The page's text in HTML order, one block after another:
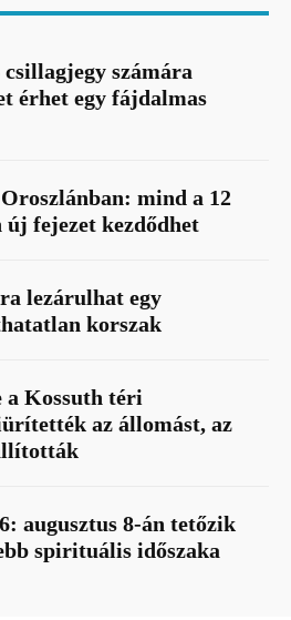
számára
érhet egy fájdalmas
mind a 12
új fejezet kezdődhet
lezárulhat egy
korszak
a Kossuth téri
az állomást, az
augusztus 8-án tetőzik
spirituális időszaka